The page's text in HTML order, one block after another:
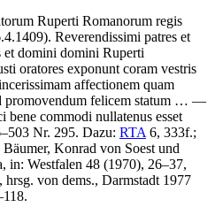
Ruperti Romanorum regis
. Reverendissimi patres et
domini domini Ruperti
oratores exponunt coram vestris
affectionem quam
promovendum felicem statum … —
bene commodi nullatenus esset
Nr. 295. Dazu: RTA 6, 333f.;
Bäumer, Konrad von Soest und
in: Westfalen 48 (1970), 26–37,
hrsg. von dems., Darmstadt 1977